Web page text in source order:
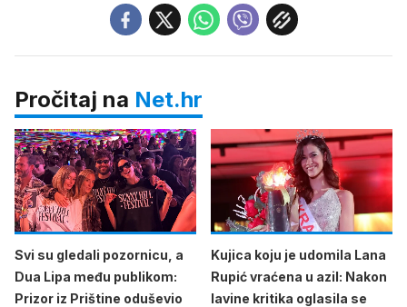
Pročitaj na Net.hr
Svi su gledali pozornicu, a
Dua Lipa među publikom:
Prizor iz Prištine oduševio
Kujica koju je udomila Lana
Rupić vraćena u azil: Nakon
lavine kritika oglasila se